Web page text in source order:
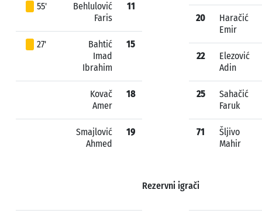
55'
Behlulović
Faris
11
27'
Bahtić
Imad
Ibrahim
15
Kovač
Amer
18
Smajlović
Ahmed
19
20
Haračić
Emir
22
Elezović
Adin
25
Sahačić
Faruk
71
Šljivo
Mahir
Rezervni igrači